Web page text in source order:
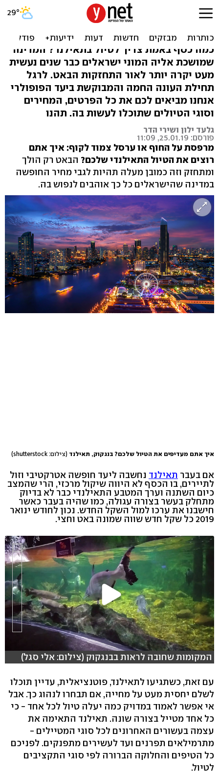
תאילנד - טיול לכל סוגי
כמה כסף באמת צריך לטיול בתאילנד? המדינה
שמושכת אליה המוני ישראלים כבר שנים נעשית
מעט יקרה יותר לאור התחזקות הבאט. לרגל
תחילת העונה החמה והמבוקשת ביעד הפופולרי
אנחנו מביאים לכם את כל הפרטים, המחירים
וסוגי הטיולים שתוכלו לעשות בה. תהנו
גלעד ילון ושירי הדר
פורסם: 25.01.19, 11:09
מרפסת על החוף או ערסל צמוד לקוף: איך אתם
רוצים את הטיול התאילנדי שלכם? הבאט רק הולך
ומתחזק וזה כמובן מעלה תהיות לגבי מחיר החופשה
במדינה שהישראלים כל כך אוהבים לנפוש בה.
איך אתם מעדיפים את הטיול שלכם? בנגקוק, תאילנד (צילום: shutterstock)
אם בעבר תאילנד נחשבה ליעד חופשה אטרקטיבי וזול
לתיירים, בו הכסף לא היווה שיקול מרכזי, הרי שהמצב
כיום השתנה וערך המטבע התאילנדי כבר לא בדיוק
מתחלק בעשר בצורה עגולה, כמו שהיה בעבר כאשר
חישבנו את ערכו למול השקל החדש. נכון לחודש ינואר
2019 כל שקל חדש שווה שמונה באט וחצי.
המקומות שחובה לראות בבנגקוק (צילום: אלי סגל)
עם זאת, כשתגיעו לתאילנד, פוטנציאלית, עדיין תוכלו
לשלם יחסית מעט על מחייה, אם תבחרו לנהוג כך. אבל
אי אפשר לאמוד במדויק כמה יעלה טיול לכל אחד - כי
כל אחד מטייל בצורה שונה. תאילנד התאימה את
עצמה בעשורים האחרונים לכל סוגי המטיילים -
מתרמילאים תפרנים ועד לעשירים מתפנקים. לפניכם
כל הטיפים והחלוקה הברורה לפי סוגי התקציבים
לטיול.